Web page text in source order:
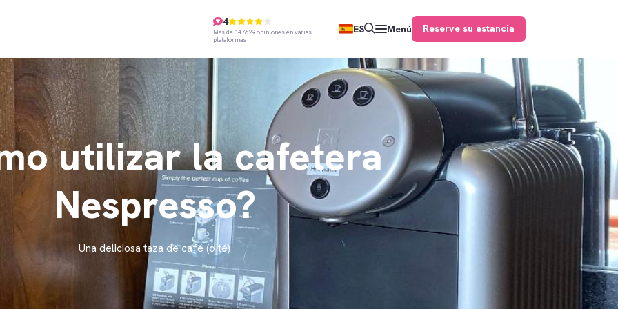
4
Más de 147629 opiniones en varias
plataformas
ES Menú Reserve su estancia
utilizar la cafetera
Nespresso?
Una deliciosa taza de café (o té)